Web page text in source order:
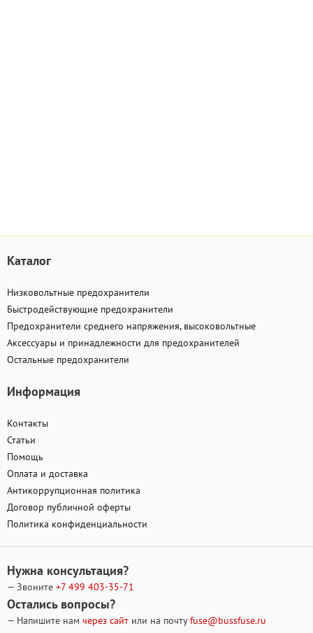
Каталог
Низковольтные предохранители
Быстродействующие предохранители
Предохранители среднего напряжения, высоковольтные
Аксессуары и принадлежности для предохранителей
Остальные предохранители
Информация
Контакты
Статьи
Помощь
Оплата и доставка
Антикоррупционная политика
Договор публичной оферты
Политика конфиденциальности
Нужна консультация?
— Звоните +7 499 403-35-71
Остались вопросы?
— Напишите нам через сайт или на почтуfuse@bussfuse.ru